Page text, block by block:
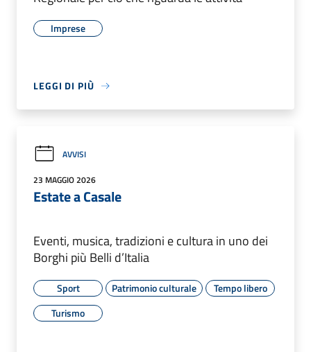
Imprese
LEGGI DI PIÙ
AVVISI
23 MAGGIO 2026
Estate a Casale
Eventi, musica, tradizioni e cultura in uno dei
Borghi più Belli d’Italia
Sport Patrimonio culturale
Tempo libero
Turismo